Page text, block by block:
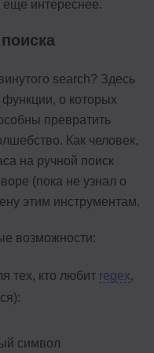
интереснее.
search? Здесь
о которых
превратить
Как человек,
на ручной поиск
(пока не узнал о
этим инструментам.
возможности:
тех, кто любит regex,
символ